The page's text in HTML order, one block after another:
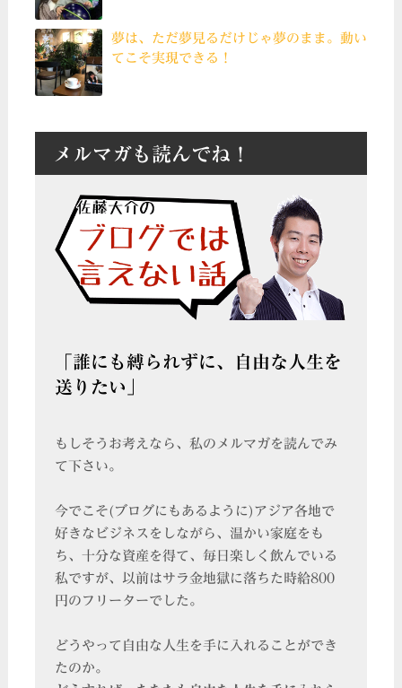
夢は、ただ夢見るだけじゃ夢のまま。動い
てこそ実現できる！
メルマガも読んでね！
「誰にも縛られずに、自由な人生を
送りたい」
もしそうお考えなら、私のメルマガを読んでみ
て下さい。
今でこそ(ブログにもあるように)アジア各地で
好きなビジネスをしながら、温かい家庭をも
ち、十分な資産を得て、毎日楽しく飲んでいる
私ですが、以前はサラ金地獄に落ちた時給800
円のフリーターでした。
どうやって自由な人生を手に入れることができ
たのか。